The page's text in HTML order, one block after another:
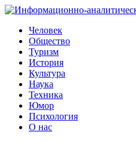
Человек
Общество
Туризм
История
Культура
Наука
Техника
Юмор
Психология
О нас